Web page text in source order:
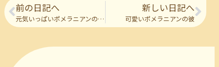
前の日記へ
元気いっぱいポメラニアンの彼女
新しい日記へ
可愛いポメラニアンの彼